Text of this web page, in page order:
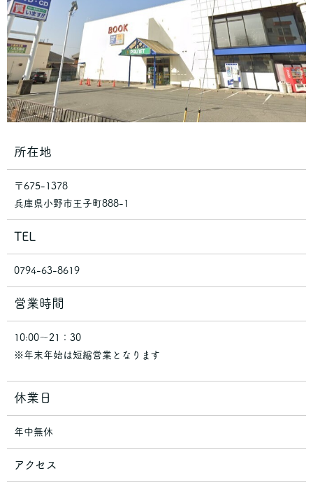
所在地
〒675-1378
兵庫県小野市王子町888-1
TEL
0794-63-8619
営業時間
10:00～21：30
※年末年始は短縮営業となります
休業日
年中無休
アクセス